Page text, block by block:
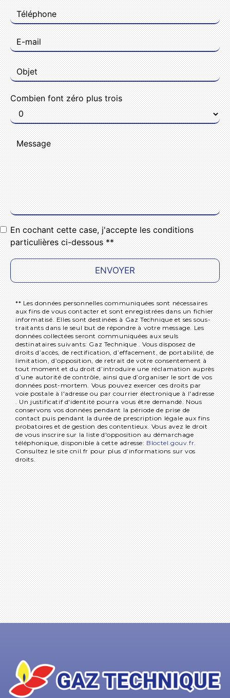
Combien font zéro plus trois
En cochant cette case, j'accepte les conditions
particulières ci-dessous **
ENVOYER
** Les données personnelles communiquées sont nécessaires
aux fins de vous contacter et sont enregistrées dans un fichier
informatisé. Elles sont destinées à Gaz Technique et ses sous-
traitants dans le seul but de répondre à votre message. Les
données collectées seront communiquées aux seuls
destinataires suivants: Gaz Technique . Vous disposez de
droits d’accès, de rectification, d’effacement, de portabilité, de
limitation, d’opposition, de retrait de votre consentement à
tout moment et du droit d’introduire une réclamation auprès
d’une autorité de contrôle, ainsi que d’organiser le sort de vos
données post-mortem. Vous pouvez exercer ces droits par
voie postale à l'adresse ou par courrier électronique à l'adresse
. Un justificatif d'identité pourra vous être demandé. Nous
conservons vos données pendant la période de prise de
contact puis pendant la durée de prescription légale aux fins
probatoires et de gestion des contentieux. Vous avez le droit
de vous inscrire sur la liste d'opposition au démarchage
téléphonique, disponible à cette adresse:Bloctel.gouv.fr.
Consultez le site cnil.fr pour plus d’informations sur vos
droits.